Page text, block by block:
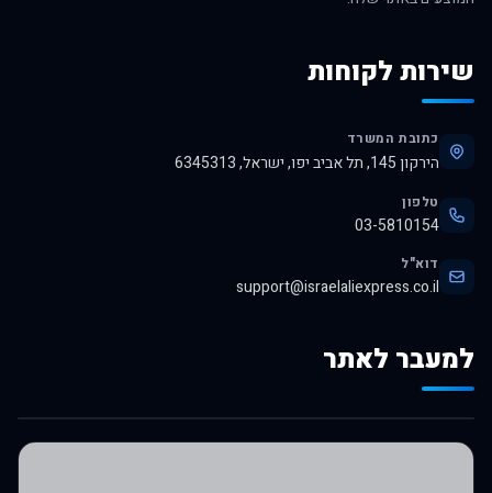
שירות לקוחות
כתובת המשרד
הירקון 145, תל אביב יפו, ישראל, 6345313
טלפון
03-5810154
דוא"ל
support@israelaliexpress.co.il
למעבר לאתר
לרכישה באלי אקספרס